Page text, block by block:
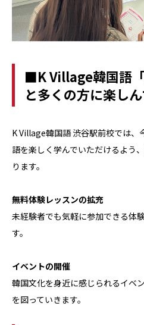
■K Village韓国語
と多くの方に楽し
K Village韓国語 渋谷駅前校では、
語を楽しく学んでいただけるよう
ります。
無料体験レッスンの拡充
未経験者でも気軽に参加できる体
す。
イベントの開催
韓国文化を身近に感じられるイベ
を図っていきます。